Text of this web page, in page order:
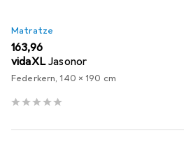
Matratze
EUR
163,96
vidaXL Jasonor
Federkern, 140 x 190 cm